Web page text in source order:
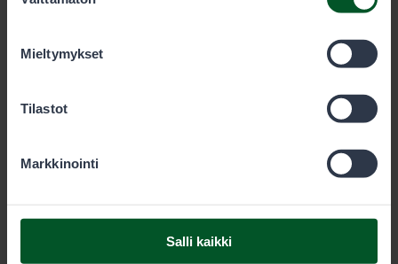
olet käyttänyt heidän palvelujaan. Voit sallia haluamasi
Mieltymykset
Tilastot
Markkinointi
Salli kaikki